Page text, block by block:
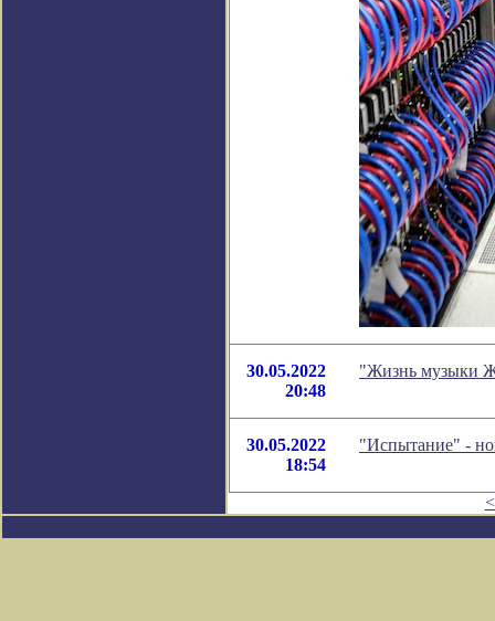
30.05.2022
20:48
"Жизнь музыки
30.05.2022
18:54
"Испытание" -